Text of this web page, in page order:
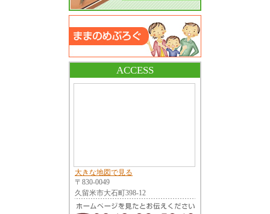
ACCESS
大きな地図で見る
〒830-0049
久留米市大石町398-12